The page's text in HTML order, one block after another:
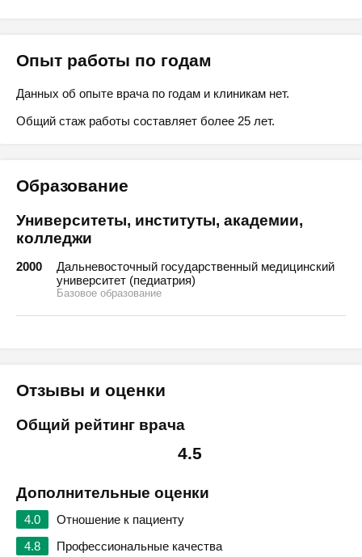
Опыт работы по годам
Данных об опыте врача по годам и клиникам нет.
Общий стаж работы составляет более 25 лет.
Образование
Университеты, институты, академии,
колледжи
2000
Дальневосточный государственный медицинский
университет (педиатрия)
Базовое образование
Отзывы и оценки
Общий рейтинг врача
4.5
Дополнительные оценки
4.0
Отношение к пациенту
4.8
Профессиональные качества